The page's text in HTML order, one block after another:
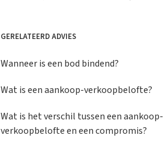
GERELATEERD ADVIES
Wanneer is een bod bindend?
Wat is een aankoop-verkoopbelofte?
Wat is het verschil tussen een aankoop-
verkoopbelofte en een compromis?